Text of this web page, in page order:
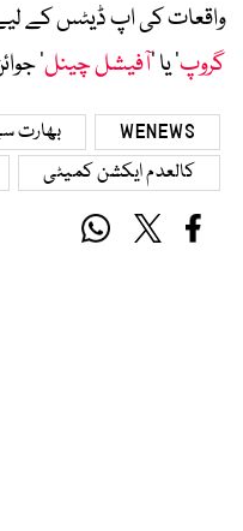
واقعات کی اپ ڈیٹس کے لیے
گروپ‘ یا ’آفیشل چینل‘
WENEWS بھارت
کالعدم ایکشن کمیٹی